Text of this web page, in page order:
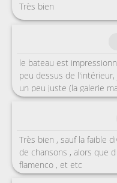
Très bien
le bateau est
peu dessus de
un peu juste (la galerie
premier soir on a
blasés, mais après les
bête, ils ont mis plus de
d'un incertain certain
dégustations à toute les
dire qu'il ne l'avait pas vu
l'arrivé a 8h pour un
Très bien , sauf la faible
de chansons , alors que
flamenco , et etc